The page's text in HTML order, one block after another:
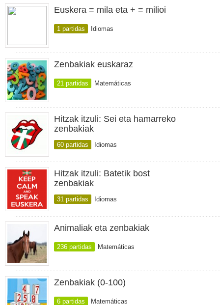
Euskera = mila eta + = milioi
1 partidas Idiomas
Zenbakiak euskaraz
21 partidas Matemáticas
Hitzak itzuli: Sei eta hamarreko
zenbakiak
60 partidas Idiomas
Hitzak itzuli: Batetik bost
zenbakiak
31 partidas Idiomas
Animaliak eta zenbakiak
236 partidas Matemáticas
Zenbakiak (0-100)
6 partidas Matemáticas